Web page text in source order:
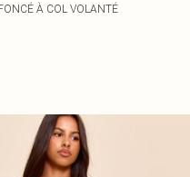
À COL VOLANTÉ